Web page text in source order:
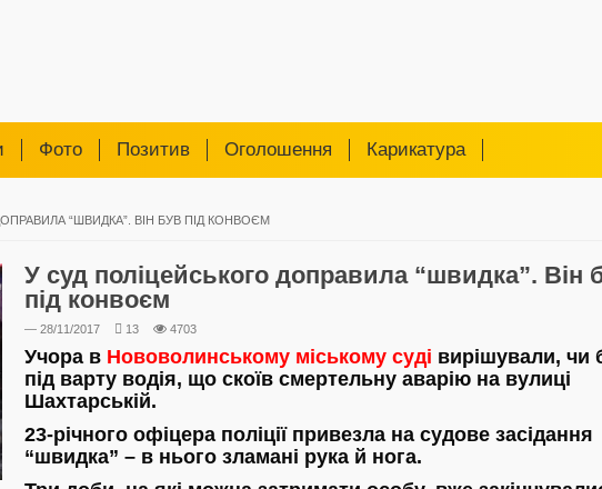
Фото Позитив Оголошення Карикатура
“ШВИДКА”. ВІН БУВ ПІД КОНВОЄМ
У суд поліцейського доправила “швидка”. Він
під конвоєм
— 28/11/2017 13 4703
Учора в Нововолинському міському суді вирішували, чи
під варту водія, що скоїв смертельну аварію на вулиці
Шахтарській.
23-річного офіцера поліції привезла на судове засідання
“швидка” – в нього зламані рука й нога.